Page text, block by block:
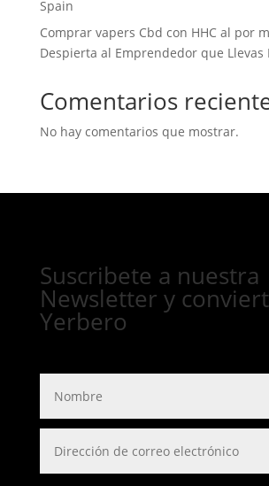
Spain
Comprar vapers Cbd con HHC al por
Despierta al Emprendedor que Llevas
Comentarios
No hay comentarios que mostrar.
Suscribete a nuestra
Newsletter y
Yerbero